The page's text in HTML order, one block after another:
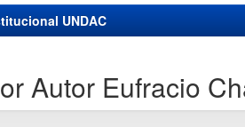
UNDAC
Autor Eufracio